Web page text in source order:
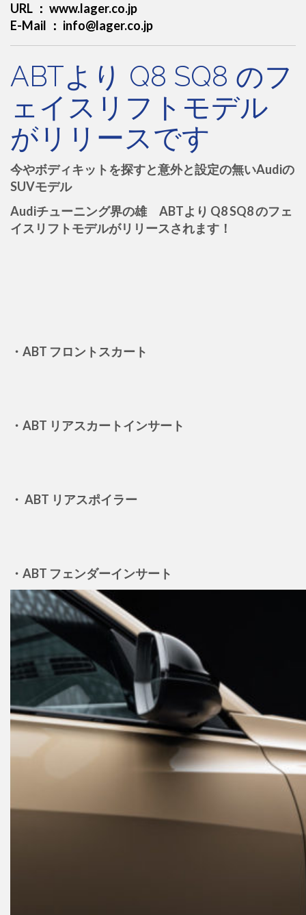
URL ： www.lager.co.jp
E-Mail ： info@lager.co.jp
ABTより Q8 SQ8 のフ
ェイスリフトモデル
がリリースです
今やボディキットを探すと意外と設定の無いAudiの
SUVモデル
Audiチューニング界の雄 ABTより Q8 SQ8 のフェ
イスリフトモデルがリリースされます！
・ABT フロントスカート
・ABT リアスカートインサート
・ ABT リアスポイラー
・ABT フェンダーインサート